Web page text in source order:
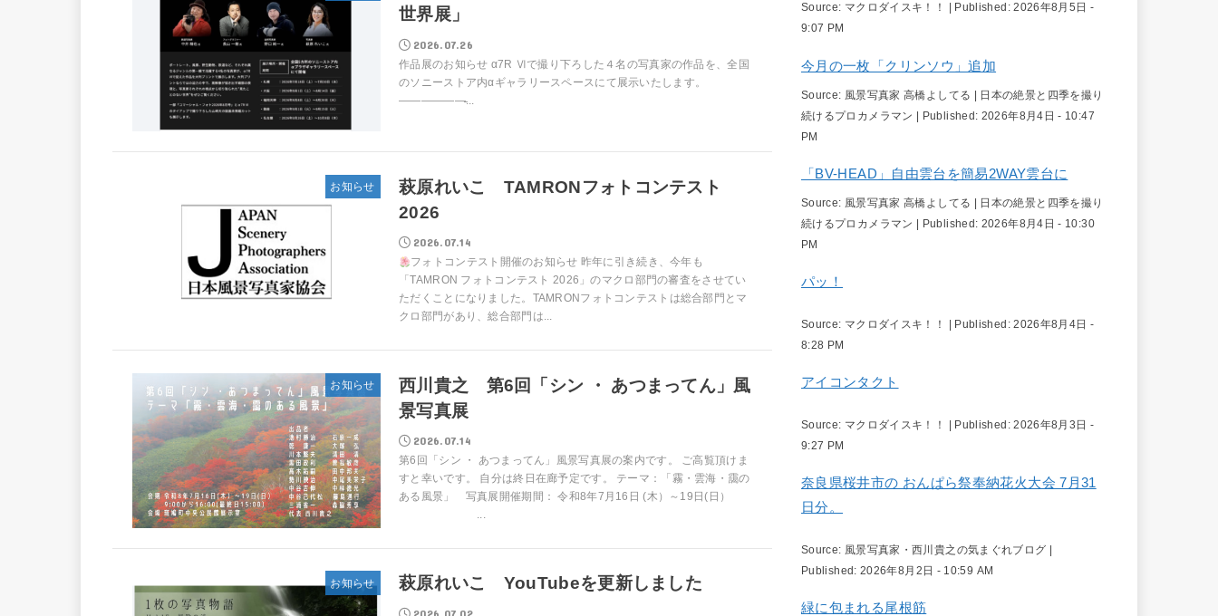
世界展」
2026.07.26
作品展のお知らせ α7R Ⅵで撮り下ろした４名の写真家の作品を、全国
のソニーストア内αギャラリースペースにて展示いたします。
——————̵...
お知らせ
萩原れいこ TAMRONフォトコンテスト
2026
2026.07.14
フォトコンテスト開催のお知らせ 昨年に引き続き、今年も
「TAMRON フォトコンテスト 2026」のマクロ部門の審査をさせてい
ただくことになりました。TAMRONフォトコンテストは総合部門とマ
クロ部門があり、総合部門は...
お知らせ
西川貴之 第6回「シン ・ あつまってん」風
景写真展
2026.07.14
第6回「シン ・ あつまってん」風景写真展の案内です。 ご高覧頂けま
すと幸いです。 自分は終日在廊予定です。 テーマ：「霧・雲海・靄の
ある風景」 写真展開催期間： 令和8年7月16日 (木）～19日(日）
お知らせ 萩原れいこ YouTubeを更新しました
2026.07.02
Source: マクロダイスキ！！ Published:2026年8月5日 -
9:07 PM
今月の一枚「クリンソウ」追加
Source: 風景写真家 高橋よしてる | 日本の絶景と四季を撮り
続けるプロカメラマン | Published: 2026年8月4日 - 10:47
PM
「BV-HEAD」自由雲台を簡易2WAY雲台に
Source: 風景写真家 高橋よしてる | 日本の絶景と四季を撮り
続けるプロカメラマン
Published: 2026年8月4日 - 10:30
PM
パッ！
Source: マクロダイスキ！！ Published:2026年8月4日 -
8:28 PM
アイコンタクト
Source: マクロダイスキ！！ Published:2026年8月3日 -
9:27 PM
奈良県桜井市の おんぱら祭奉納花火大会 7月31
日分。
Source: 風景写真家・西川貴之の気まぐれブログ
Published: 2026年8月2日 - 10:59 AM
緑に包まれる尾根筋